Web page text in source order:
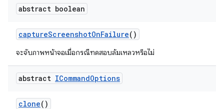
abstract boolean
captureScreenshotOnFailure()
จะจับภาพหน้าจอเมื่อกรณีทดสอบล้มเหลวหรือไม่
abstract ICommandOptions
clone()